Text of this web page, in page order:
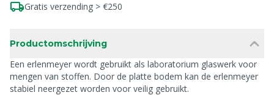
Gratis verzending > €250
Productomschrijving
Een erlenmeyer wordt gebruikt als laboratorium glaswerk voor
mengen van stoffen. Door de platte bodem kan de erlenmeyer
stabiel neergezet worden voor veilig gebruikt.